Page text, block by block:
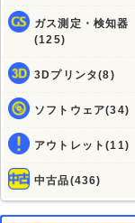
ガス測定・検知器
(125)
3Dプリンタ(8)
ソフトウェア(34)
アウトレット(11)
中古品(436)